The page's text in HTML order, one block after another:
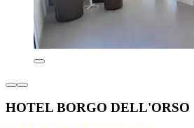
HOTEL BORGO DELL'ORSO